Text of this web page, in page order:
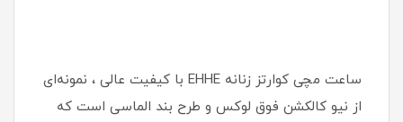
ساعت مچی کوارتز زنانه EHHE با کیفیت عالی ، نمونه‌ای
از نیو کالکشن فوق لوکس و طرح بند الماسی است که